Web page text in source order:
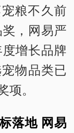
粮不久前
，网易严
增长品牌
物品类已
。
落地 网易